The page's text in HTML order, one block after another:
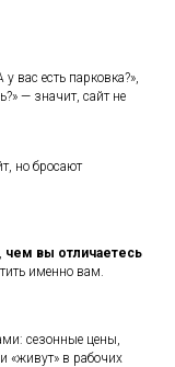
вас есть парковка?»,
— значит, сайт не
но бросают
чем вы отличаетесь
именно вам.
сезонные цены,
«живут» в рабочих